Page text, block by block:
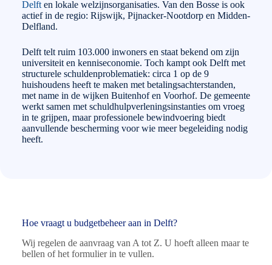
Delft en lokale welzijnsorganisaties. Van den Bosse is ook
actief in de regio: Rijswijk, Pijnacker-Nootdorp en Midden-
Delfland.
Delft telt ruim 103.000 inwoners en staat bekend om zijn
universiteit en kenniseconomie. Toch kampt ook Delft met
structurele schuldenproblematiek: circa 1 op de 9
huishoudens heeft te maken met betalingsachterstanden,
met name in de wijken Buitenhof en Voorhof. De gemeente
werkt samen met schuldhulpverleningsinstanties om vroeg
in te grijpen, maar professionele bewindvoering biedt
aanvullende bescherming voor wie meer begeleiding nodig
heeft.
Hoe vraagt u budgetbeheer aan in Delft?
Wij regelen de aanvraag van A tot Z. U hoeft alleen maar te
bellen of het formulier in te vullen.